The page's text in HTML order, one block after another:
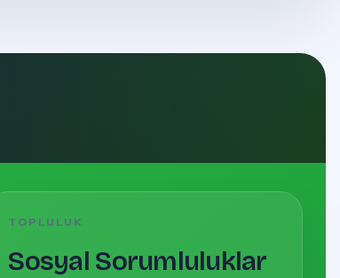
TOPLULUK
Sosyal Sorumluluklar